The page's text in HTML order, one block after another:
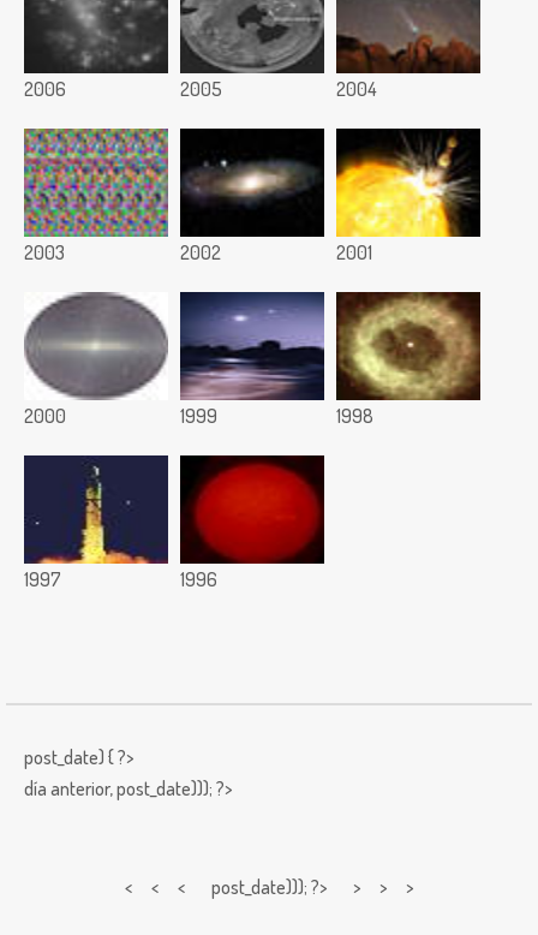
2006 2005 2004
2003 2002 2001
2000 1999 1998
1997 1996
post_date) { ?>
día anterior,post_date))); ?>
< < < post_date))); ?> > > >